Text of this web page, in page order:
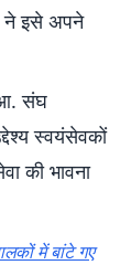
ने इसे अपने
संघ
स्वयंसेवकों
की भावना
में बांटे गए